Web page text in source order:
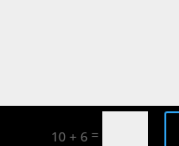
10 + 6 =